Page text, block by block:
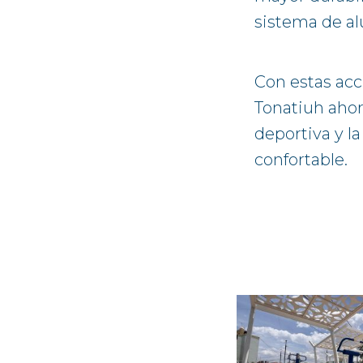
sistema de
Con estas
Tonatiuh
deportiva y
confortable.